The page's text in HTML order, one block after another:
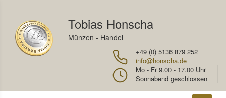
Tobias Honscha
Münzen - Handel
+49 (0) 5136 879 252
info@honscha.de
Mo - Fr 9.00 - 17.00 Uhr
Sonnabend geschlossen